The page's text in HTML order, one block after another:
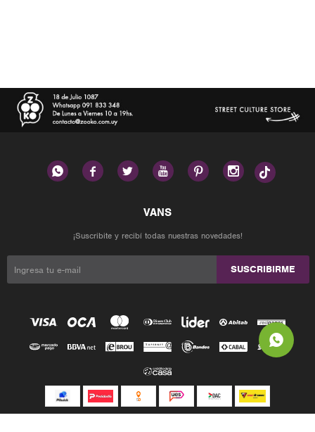
     
¡Suscribite y recibí todas nuestras novedades!
SUSCRIBIRME